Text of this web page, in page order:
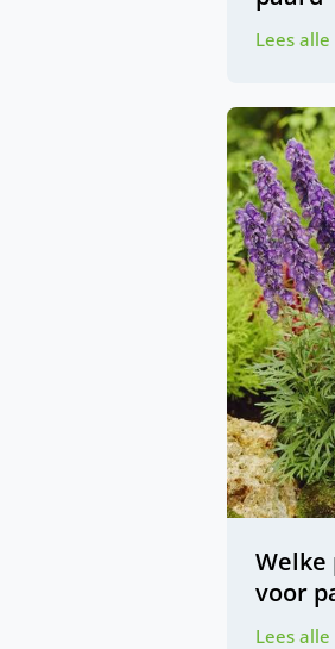
Lees alle
voor
Lees alle